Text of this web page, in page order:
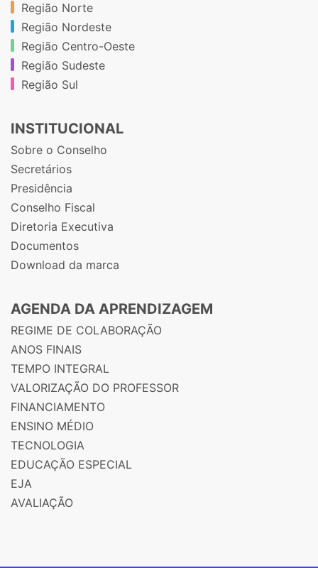
Região Norte
Região Nordeste
Região Centro-Oeste
Região Sudeste
Região Sul
INSTITUCIONAL
Sobre o Conselho
Secretários
Presidência
Conselho Fiscal
Diretoria Executiva
Documentos
Download da marca
AGENDA DA APRENDIZAGEM
REGIME DE COLABORAÇÃO
ANOS FINAIS
TEMPO INTEGRAL
VALORIZAÇÃO DO PROFESSOR
FINANCIAMENTO
ENSINO MÉDIO
TECNOLOGIA
EDUCAÇÃO ESPECIAL
EJA
AVALIAÇÃO